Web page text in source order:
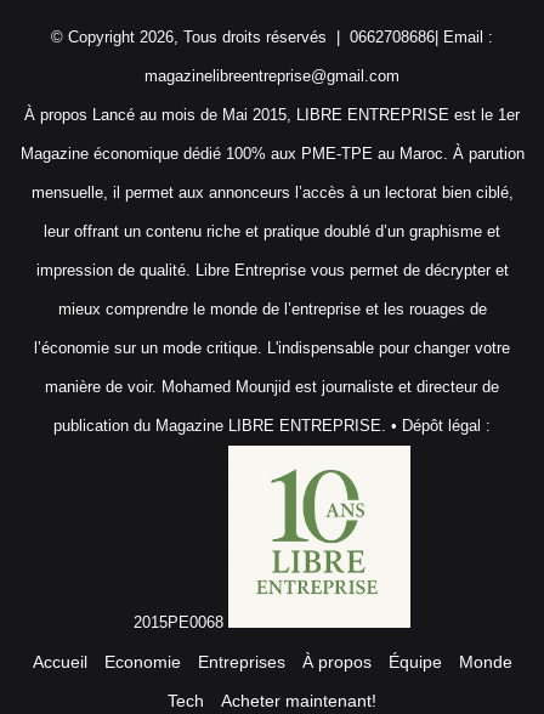
© Copyright 2026, Tous droits réservés | 0662708686| Email :
magazinelibreentreprise@gmail.com
À propos Lancé au mois de Mai 2015, LIBRE ENTREPRISE est le 1er
Magazine économique dédié 100% aux PME-TPE au Maroc. À parution
mensuelle, il permet aux annonceurs l’accès à un lectorat bien ciblé,
leur offrant un contenu riche et pratique doublé d’un graphisme et
impression de qualité. Libre Entreprise vous permet de décrypter et
mieux comprendre le monde de l’entreprise et les rouages de
l’économie sur un mode critique. L'indispensable pour changer votre
manière de voir. Mohamed Mounjid est journaliste et directeur de
publication du Magazine LIBRE ENTREPRISE. • Dépôt légal :
2015PE0068
Accueil Economie Entreprises À propos Équipe
Monde
Tech
Acheter maintenant!